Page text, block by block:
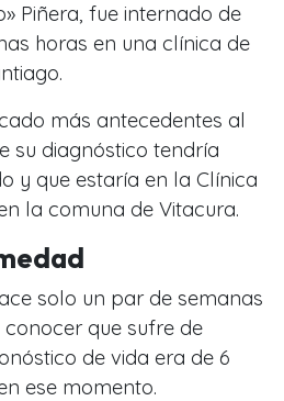
Piñera, fue internado de
horas en una clínica de
más antecedentes al
su diagnóstico tendría
y que estaría en la Clínica
la comuna de Vitacura.
solo un par de semanas
que sufre de
de vida era de 6
ese momento.